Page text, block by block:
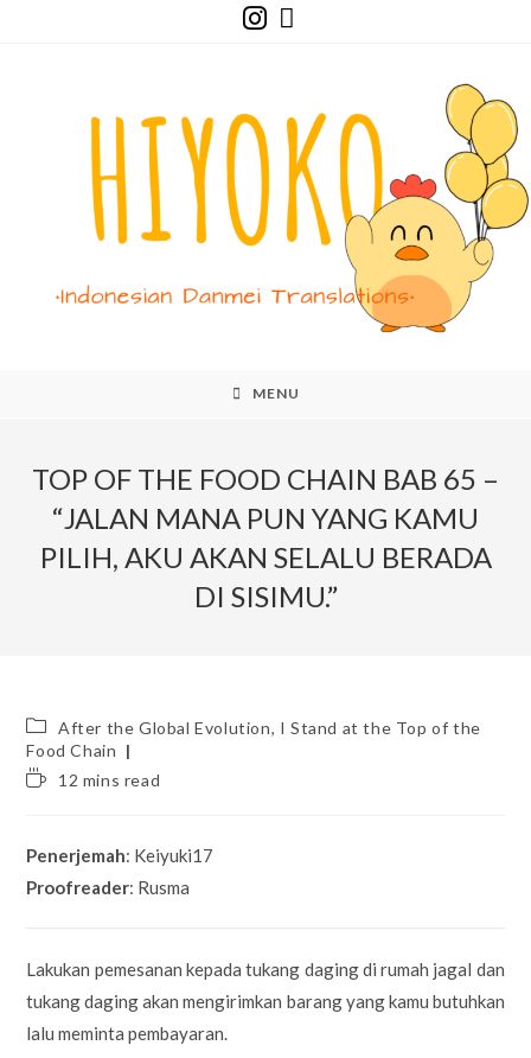
MENU
TOP OF THE FOOD CHAIN BAB 65 –
“JALAN MANA PUN YANG KAMU
PILIH, AKU AKAN SELALU BERADA
DI SISIMU.”
Post
category:
After the Global Evolution, I Stand at the Top of the
Food Chain
Reading12 mins read
Penerjemah: Keiyuki17
Proofreader: Rusma
Lakukan pemesanan kepada tukang daging di rumah jagal dan
tukang daging akan mengirimkan barang yang kamu butuhkan
lalu meminta pembayaran.